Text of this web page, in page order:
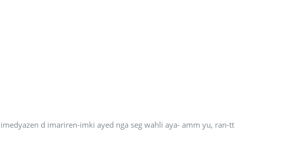
d imariren-imki ayed nga seg wahli aya- amm yu, ran-tt